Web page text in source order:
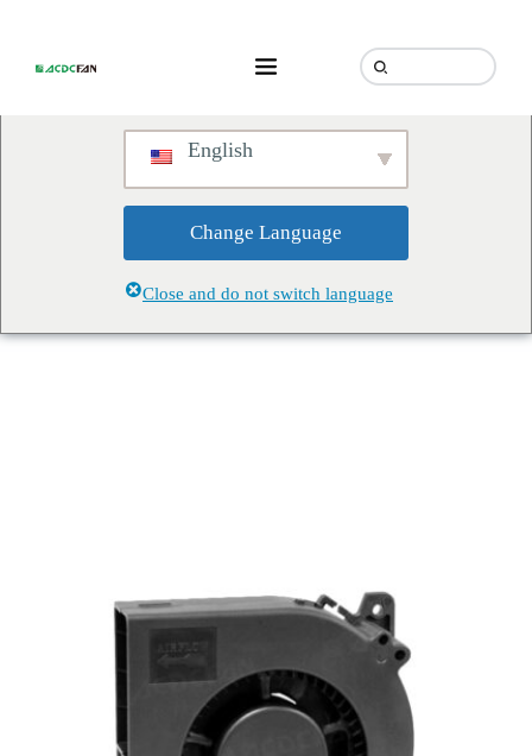
speaking a different language.
Do you want to change to:
English
Change Language
Close and do not switch language